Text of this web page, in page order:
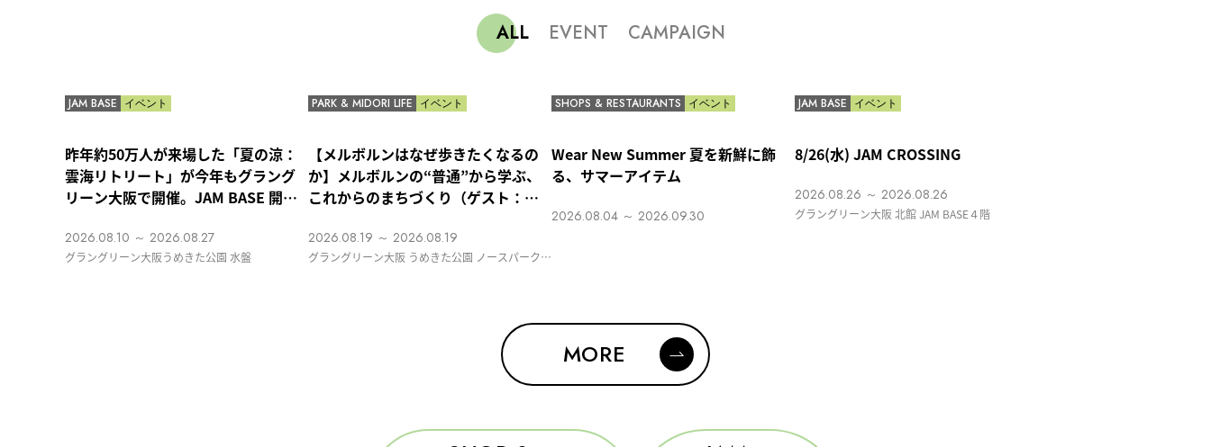
ALL EVENT CAMPAIGN
NEW
JAM BASE イベント
昨年約50万人が来場した「夏の涼：
雲海リトリート」が今年もグラング
リーン大阪で開催。JAM BASE 開業2
の涼体験
2026.08.10 ～ 2026.08.27
グラングリーン大阪うめきた公園 水盤
NEW
PARK & MIDORI LIFE イベント
【メルボルンはなぜ歩きたくなるの
か】メルボルンの“普通”から学ぶ、
これからのまちづくり（ゲスト：西
2026.08.19 ～ 2026.08.19
グラングリーン大阪 うめきた公園 ノースパーク周
SHOPS & RESTAURANTS イベント
Wear New Summer 夏を新鮮に飾
る、サマーアイテム
2026.08.04 ～ 2026.09.30
JAM BASE イベント
8/26(水) JAM CROSSING
2026.08.26 ～ 2026.08.26
グラングリーン大阪 北館 JAM BASE４階
MORE